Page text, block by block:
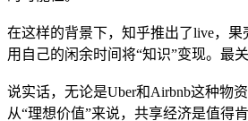
在这样的背景下，知乎推出了live，
用自己的闲余时间将“知识”变现。最
说实话，无论是Uber和Airbnb这种物
从“理想价值”来说，共享经济是值得肯